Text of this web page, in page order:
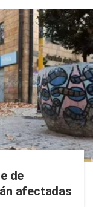
de
afectadas